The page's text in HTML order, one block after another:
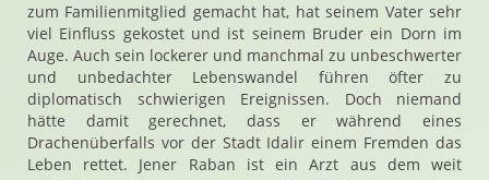
zum Familienmitglied gemacht hat, hat seinem Vater sehr
viel Einfluss gekostet und ist seinem Bruder ein Dorn im
Auge. Auch sein lockerer und manchmal zu unbeschwerter
und unbedachter Lebenswandel führen öfter zu
diplomatisch schwierigen Ereignissen. Doch niemand
hätte damit gerechnet, dass er während eines
Drachenüberfalls vor der Stadt Idalir einem Fremden das
Leben rettet. Jener Raban ist ein Arzt aus dem weit